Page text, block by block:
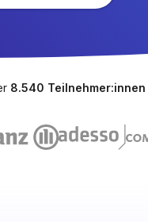
8.540 Teilnehmer:innen